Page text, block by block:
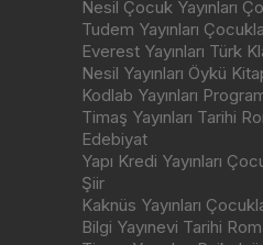
Nesil Çocuk Yayınları
Tudem Yayınları
Everest Yayınları Türk
Nesil Yayınları Öykü
Kodlab Yayınları
Timaş Yayınları Tarihi
Edebiyat
Yapı Kredi Yayınları
Şiir
Kaknüs Yayınları
Bilgi Yayınevi Tarihi